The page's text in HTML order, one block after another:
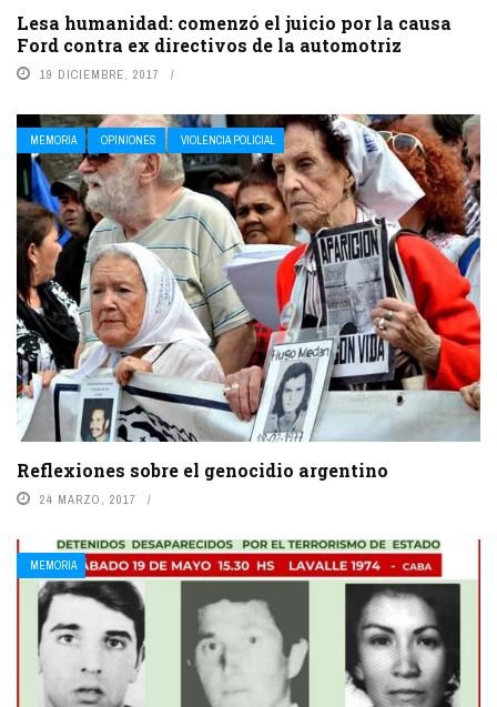
Lesa humanidad: comenzó el juicio por la causa
Ford contra ex directivos de la automotriz
19 DICIEMBRE, 2017
MEMORIA OPINIONES VIOLENCIA POLICIAL
Reflexiones sobre el genocidio argentino
24 MARZO, 2017
MEMORIA